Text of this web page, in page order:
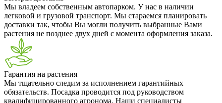
Мы владеем собственным автопарком. У нас в наличии
легковой и грузовой транспорт. Мы стараемся планировать
доставки так, чтобы Вы могли получить выбранные Вами
растения не позднее двух дней с момента оформления заказа.
Гарантия на растения
Мы тщательно следим за исполнением гарантийных
обязательств. Посадка проводится под руководством
квалифицированного агронома. Наши специалисты